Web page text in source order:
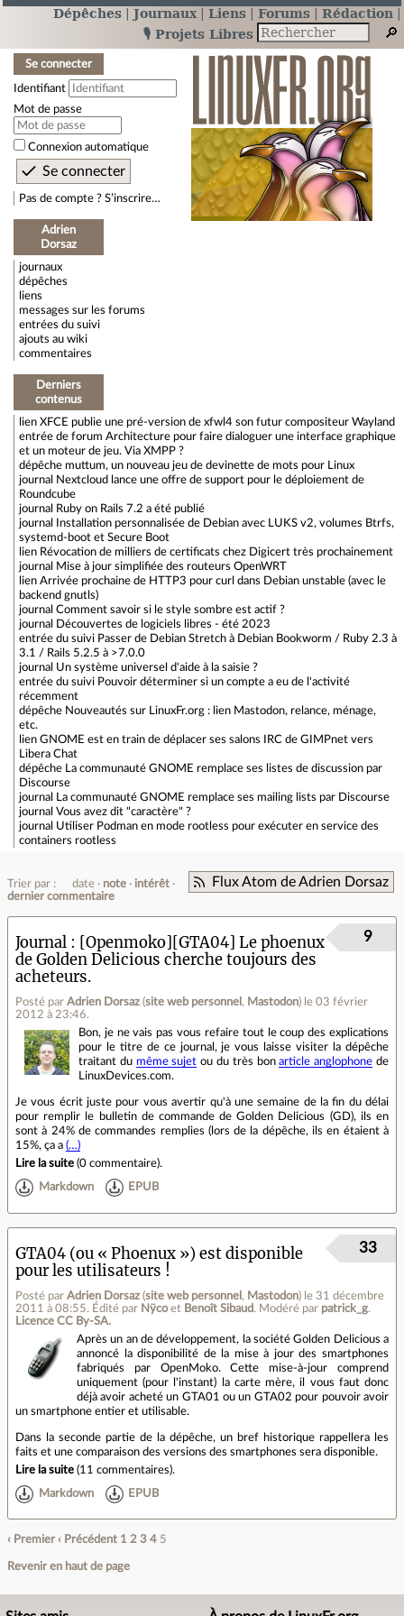
Dépêches Journaux Liens Forums
Rédaction
🎙️ Projets Libres
Se connecter
Identifiant
Mot de passe
Connexion automatique
Pas de compte ? S’inscrire…
Adrien
Dorsaz
journaux
dépêches
liens
messages sur les forums
entrées du suivi
ajouts au wiki
commentaires
Derniers
contenus
lien XFCE publie une pré-version de xfwl4 son futur compositeur Wayland
entrée de forum Architecture pour faire dialoguer une interface graphique
et un moteur de jeu. Via XMPP ?
dépêche muttum, un nouveau jeu de devinette de mots pour Linux
journal
Nextcloud lance une offre de support pour le déploiement de
Roundcube
journal
Ruby on Rails 7.2 a été publié
journal
Installation personnalisée de Debian avec LUKS v2, volumes Btrfs,
systemd-boot et Secure Boot
lien Révocation de milliers de certificats chez Digicert très prochainement
journal
Mise à jour simplifiée des routeurs OpenWRT
lien Arrivée prochaine de HTTP3 pour curl dans Debian unstable (avec le
backend gnutls)
journal Comment savoir si le style sombre est actif ?
journal
Découvertes de logiciels libres - été 2023
entrée du suivi Passer de Debian Stretch à Debian Bookworm / Ruby 2.3 à
3.1 / Rails 5.2.5 à >7.0.0
journal Un système universel d'aide à la saisie ?
entrée du suivi Pouvoir déterminer si un compte a eu de l'activité
récemment
dépêche Nouveautés sur LinuxFr.org : lien Mastodon, relance, ménage,
etc.
lien GNOME est en train de déplacer ses salons IRC de GIMPnet vers
Libera Chat
dépêche
La communauté GNOME remplace ses listes de discussion par
Discourse
journal
La communauté GNOME remplace ses mailing lists par Discourse
journal Vous avez dit "caractère" ?
journal Utiliser Podman en mode rootless pour exécuter en service des
containers rootless
Flux Atom de Adrien Dorsaz
Trier par : date note
intérêt
dernier commentaire
Journal
[Openmoko][GTA04] Le phoenux
de Golden Delicious cherche toujours des
acheteurs.
Posté par Adrien Dorsaz (site web personnel , Mastodon) le 03 février
2012 à 23:46.
9
Bon, je ne vais pas vous refaire tout le coup des explications
pour le titre de ce journal, je vous laisse visiter la dépêche
traitant du même sujet ou du très bonarticle anglophone de
LinuxDevices.com.
Je vous écrit juste pour vous avertir qu'à une semaine de la fin du délai
pour remplir le bulletin de commande de Golden Delicious (GD), ils en
sont à 24% de commandes remplies (lors de la dépêche, ils en étaient à
15%, ça a (…)
Lire la suite (0 commentaire).
Markdown EPUB
GTA04 (ou « Phoenux ») est disponible
pour les utilisateurs !
Posté par Adrien Dorsaz (site web personnel , Mastodon) le 31 décembre
2011 à 08:55. Édité par Nÿcoet Benoît Sibaud. Modéré par patrick_g.
Licence CC By‑SA.
33
Après un an de développement, la société Golden Delicious a
annoncé la disponibilité de la mise à jour des smartphones
fabriqués par OpenMoko. Cette mise-à-jour comprend
uniquement (pour l'instant) la carte mère, il vous faut donc
déjà avoir acheté un GTA01 ou un GTA02 pour pouvoir avoir
un smartphone entier et utilisable.
Dans la seconde partie de la dépêche, un bref historique rappellera les
faits et une comparaison des versions des smartphones sera disponible.
Lire la suite (11 commentaires).
Markdown EPUB
‹ Premier ‹ Précédent 1 2 3 4 5
Revenir en haut de page